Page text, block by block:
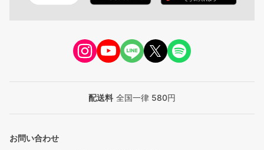
配送料 全国一律 580円
お問い合わせ